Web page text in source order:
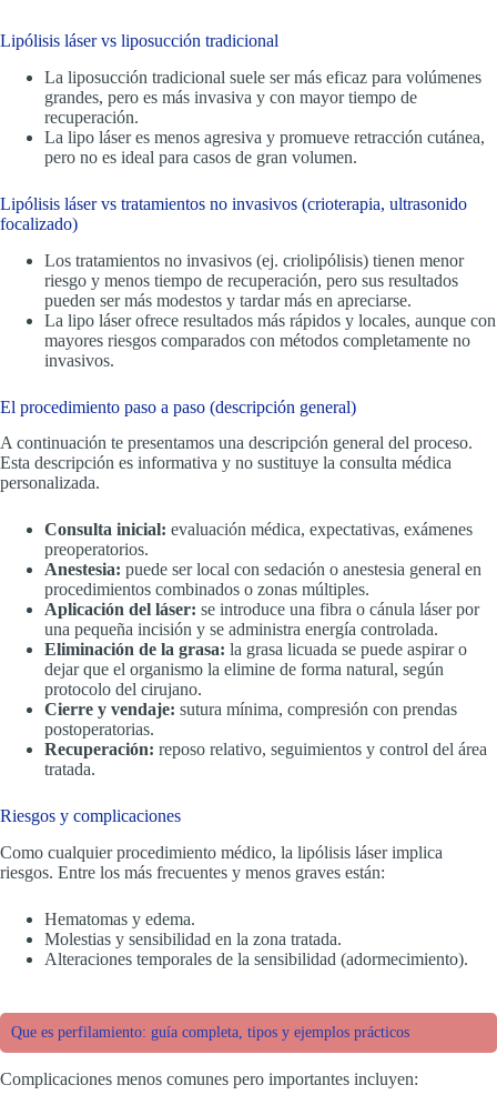
Lipólisis láser vs liposucción tradicional
La liposucción tradicional suele ser más eficaz para volúmenes
grandes, pero es más invasiva y con mayor tiempo de
recuperación.
La lipo láser es menos agresiva y promueve retracción cutánea,
pero no es ideal para casos de gran volumen.
Lipólisis láser vs tratamientos no invasivos (crioterapia, ultrasonido
focalizado)
Los tratamientos no invasivos (ej. criolipólisis) tienen menor
riesgo y menos tiempo de recuperación, pero sus resultados
pueden ser más modestos y tardar más en apreciarse.
La lipo láser ofrece resultados más rápidos y locales, aunque con
mayores riesgos comparados con métodos completamente no
invasivos.
El procedimiento paso a paso (descripción general)
A continuación te presentamos una descripción general del proceso.
Esta descripción es informativa y no sustituye la consulta médica
personalizada.
Consulta inicial: evaluación médica, expectativas, exámenes
preoperatorios.
Anestesia: puede ser local con sedación o anestesia general en
procedimientos combinados o zonas múltiples.
Aplicación del láser: se introduce una fibra o cánula láser por
una pequeña incisión y se administra energía controlada.
Eliminación de la grasa: la grasa licuada se puede aspirar o
dejar que el organismo la elimine de forma natural, según
protocolo del cirujano.
Cierre y vendaje: sutura mínima, compresión con prendas
postoperatorias.
Recuperación: reposo relativo, seguimientos y control del área
tratada.
Riesgos y complicaciones
Como cualquier procedimiento médico, la lipólisis láser implica
riesgos. Entre los más frecuentes y menos graves están:
Hematomas y edema.
Molestias y sensibilidad en la zona tratada.
Alteraciones temporales de la sensibilidad (adormecimiento).
Que es perfilamiento: guía completa, tipos y ejemplos prácticos
Complicaciones menos comunes pero importantes incluyen: